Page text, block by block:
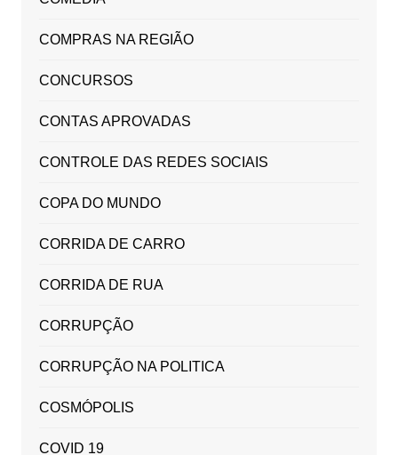
COMPRAS NA REGIÃO
CONCURSOS
CONTAS APROVADAS
CONTROLE DAS REDES SOCIAIS
COPA DO MUNDO
CORRIDA DE CARRO
CORRIDA DE RUA
CORRUPÇÃO
CORRUPÇÃO NA POLITICA
COSMÓPOLIS
COVID 19